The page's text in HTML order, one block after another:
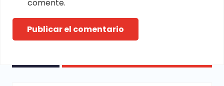
comente.
Publicar el comentario